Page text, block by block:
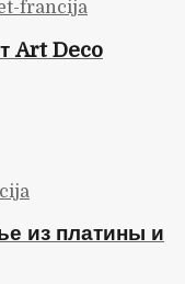
Art Deco
из платины и